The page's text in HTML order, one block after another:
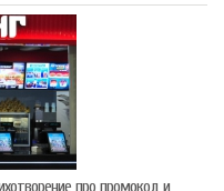
про промокод и